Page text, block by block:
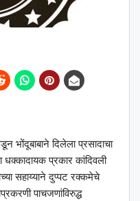
भोंदूबाबाने दिलेला प्रसादाचा
धक्कादायक प्रकार कांदिवली
सहाय्याने दुप्पट रक्कमेचे
पाचजणांविरुद्ध